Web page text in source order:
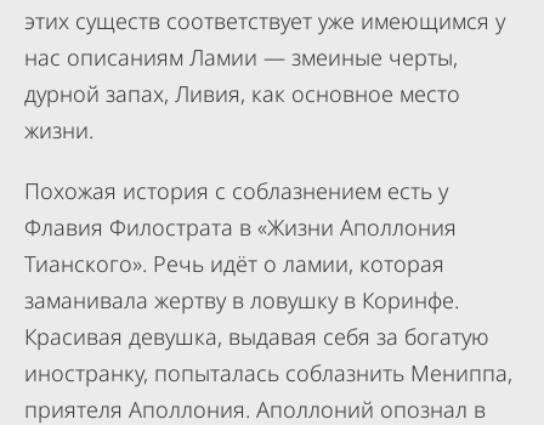
этих существ соответствует уже имеющимся у
нас описаниям Ламии — змеиные черты,
дурной запах, Ливия, как основное место
жизни.
Похожая история с соблазнением есть у
Флавия Филострата в «Жизни Аполлония
Тианского». Речь идёт о ламии, которая
заманивала жертву в ловушку в Коринфе.
Красивая девушка, выдавая себя за богатую
иностранку, попыталась соблазнить Мениппа,
приятеля Аполлония. Аполлоний опознал в